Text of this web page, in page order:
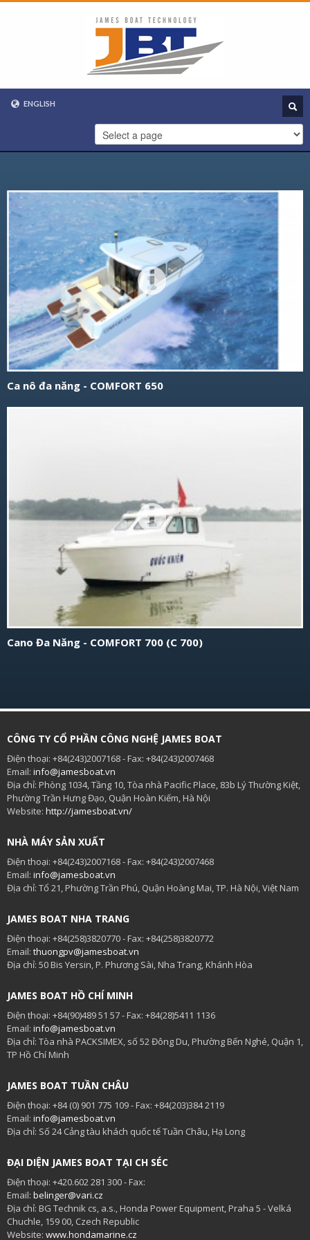
ENGLISH
Ca nô đa năng - COMFORT 650
Cano Đa Năng - COMFORT 700 (C 700)
CÔNG TY CỔ PHẦN CÔNG NGHỆ JAMES BOAT
Điện thoại: +84(243)2007168 - Fax: +84(243)2007468
Email: info@jamesboat.vn
Địa chỉ: Phòng 1034, Tầng 10, Tòa nhà Pacific Place, 83b Lý Thường Kiệt,
Phường Trần Hưng Đạo, Quận Hoàn Kiếm, Hà Nội
Website: http://jamesboat.vn/
NHÀ MÁY SẢN XUẤT
Điện thoại: +84(243)2007168 - Fax: +84(243)2007468
Email: info@jamesboat.vn
Địa chỉ: Tổ 21, Phường Trần Phú, Quận Hoàng Mai, TP. Hà Nội, Việt Nam
JAMES BOAT NHA TRANG
Điện thoại: +84(258)3820770 - Fax: +84(258)3820772
Email: thuongpv@jamesboat.vn
Địa chỉ: 50 Bis Yersin, P. Phương Sài, Nha Trang, Khánh Hòa
JAMES BOAT HỒ CHÍ MINH
Điện thoại: +84(90)489 51 57 - Fax: +84(28)5411 1136
Email: info@jamesboat.vn
Địa chỉ: Tòa nhà PACKSIMEX, số 52 Đông Du, Phường Bến Nghé, Quận 1,
TP Hồ Chí Minh
JAMES BOAT TUẦN CHÂU
Điện thoại: +84 (0) 901 775 109 - Fax: +84(203)384 2119
Email: info@jamesboat.vn
Địa chỉ: Số 24 Cảng tàu khách quốc tế Tuần Châu, Hạ Long
ĐẠI DIỆN JAMES BOAT TẠI CH SÉC
Điện thoại: +420.602 281 300 - Fax:
Email: belinger@vari.cz
Địa chỉ: BG Technik cs, a.s., Honda Power Equipment, Praha 5 - Velká
Chuchle, 159 00, Czech Republic
Website: www.hondamarine.cz